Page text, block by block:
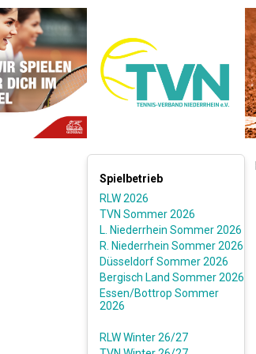
Spielbetrieb
RLW 2026
TVN Sommer 2026
L. Niederrhein Sommer 2026
R. Niederrhein Sommer 2026
Düsseldorf Sommer 2026
Bergisch Land Sommer 2026
Essen/Bottrop Sommer
2026
RLW Winter 26/27